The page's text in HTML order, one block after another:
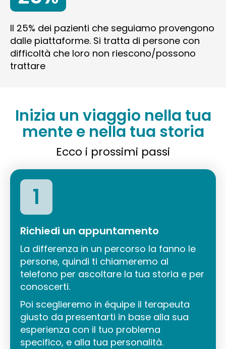
Il 25% dei pazienti che seguiamo provengono
dalle piattaforme. Si tratta di persone con
difficoltà che loro non riescono/possono
trattare
Inizia un viaggio nella tua
mente e nella tua storia
Ecco i prossimi passi
1
Richiedi un appuntamento
La differenza in un percorso la fanno le
persone, quindi ti chiameremo al
telefono per ascoltare la tua storia e per
conoscerti.
Poi sceglieremo in équipe il terapeuta
giusto da presentarti in base alla sua
esperienza con il tuo problema
specifico, e alla tua personalità.